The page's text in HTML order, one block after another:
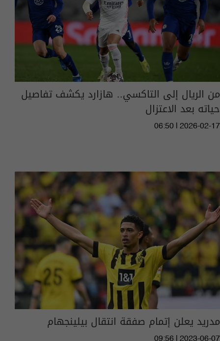
من الريال إلى التاكسي.. هازارد يكشف تفاصيل
حياته بعد الاعتزال
06:50 | 2026-02-17
مدريد يعلن إتمام صفقة انتقال بيلينجهام
09:56 | 2023-06-07